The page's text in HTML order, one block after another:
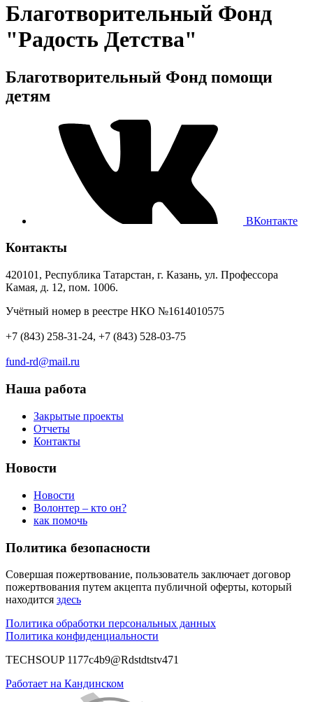
Благотворительный Фонд
"Радость Детства"
Благотворительный Фонд помощи
детям
ВКонтакте
Контакты
420101, Республика Татарстан, г. Казань, ул. Профессора
Камая, д. 12, пом. 1006.
Учётный номер в реестре НКО №1614010575
+7 (843) 258-31-24, +7 (843) 528-03-75
fund-rd@mail.ru
Наша работа
Закрытые проекты
Отчеты
Контакты
Новости
Новости
Волонтер – кто он?
как помочь
Политика безопасности
Совершая пожертвование, пользователь заключает договор
пожертвования путем акцепта публичной оферты, который
находится здесь
Политика обработки персональных данных
Политика конфиденциальности
TECHSOUP 1177c4b9@Rdstdtstv471
Работает на Кандинском